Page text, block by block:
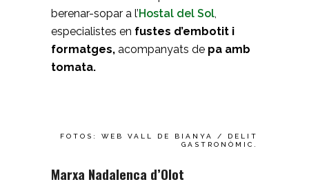
berenar-sopar a l’Hostal del Sol,
especialistes en fustes d’embotit i
formatges, acompanyats de pa amb
tomata.
FOTOS: WEB VALL DE BIANYA / DELIT
GASTRONÒMIC.
Marxa Nadalenca d’Olot